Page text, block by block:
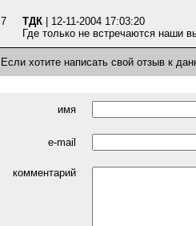
7 ТДК | 12-11-2004 17:03:20
Где только не встречаются наши
Если хотите написать свой отзыв к
имя
e-mail
комментарий